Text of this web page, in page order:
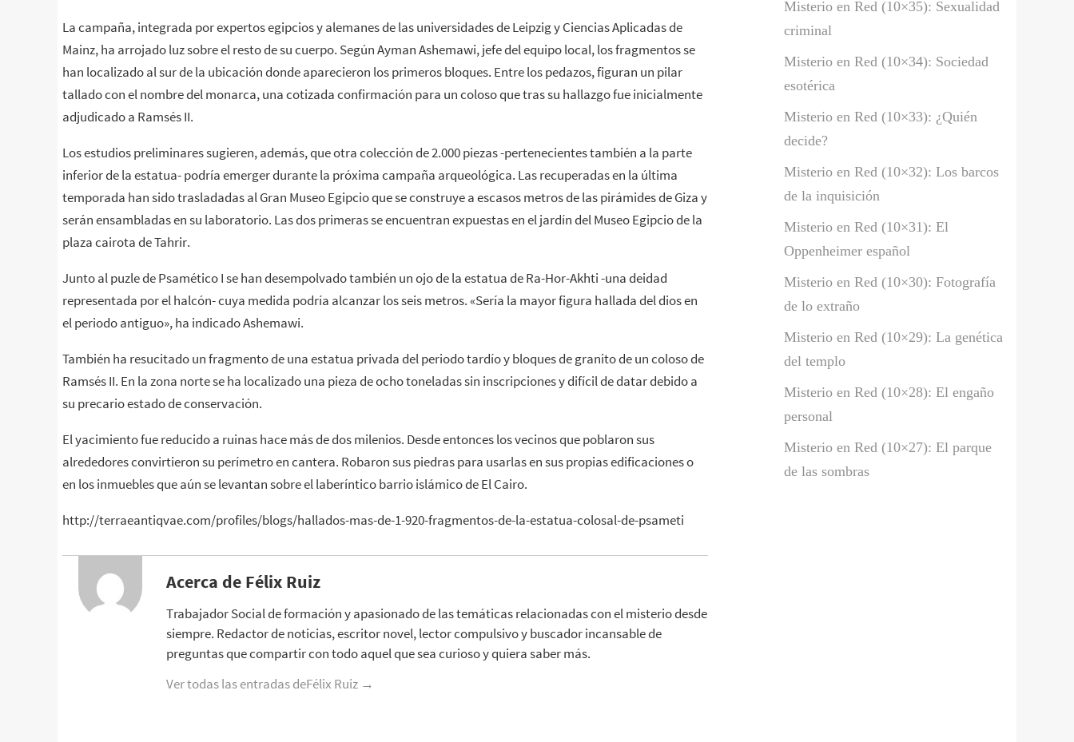
La campaña, integrada por expertos egipcios y alemanes de las universidades de Leipzig y Ciencias Aplicadas de
Mainz, ha arrojado luz sobre el resto de su cuerpo. Según Ayman Ashemawi, jefe del equipo local, los fragmentos se
han localizado al sur de la ubicación donde aparecieron los primeros bloques. Entre los pedazos, figuran un pilar
tallado con el nombre del monarca, una cotizada confirmación para un coloso que tras su hallazgo fue inicialmente
adjudicado a Ramsés II.
Los estudios preliminares sugieren, además, que otra colección de 2.000 piezas -pertenecientes también a la parte
inferior de la estatua- podría emerger durante la próxima campaña arqueológica. Las recuperadas en la última
temporada han sido trasladadas al Gran Museo Egipcio que se construye a escasos metros de las pirámides de Giza y
serán ensambladas en su laboratorio. Las dos primeras se encuentran expuestas en el jardín del Museo Egipcio de la
plaza cairota de Tahrir.
Junto al puzle de Psamético I se han desempolvado también un ojo de la estatua de Ra-Hor-Akhti -una deidad
representada por el halcón- cuya medida podría alcanzar los seis metros. «Sería la mayor figura hallada del dios en
el periodo antiguo», ha indicado Ashemawi.
También ha resucitado un fragmento de una estatua privada del periodo tardío y bloques de granito de un coloso de
Ramsés II. En la zona norte se ha localizado una pieza de ocho toneladas sin inscripciones y difícil de datar debido a
su precario estado de conservación.
El yacimiento fue reducido a ruinas hace más de dos milenios. Desde entonces los vecinos que poblaron sus
alrededores convirtieron su perímetro en cantera. Robaron sus piedras para usarlas en sus propias edificaciones o
en los inmuebles que aún se levantan sobre el laberíntico barrio islámico de El Cairo.
http://terraeantiqvae.com/profiles/blogs/hallados-mas-de-1-920-fragmentos-de-la-estatua-colosal-de-psameti
Acerca de Félix Ruiz
Trabajador Social de formación y apasionado de las temáticas relacionadas con el misterio desde
siempre. Redactor de noticias, escritor novel, lector compulsivo y buscador incansable de
preguntas que compartir con todo aquel que sea curioso y quiera saber más.
Ver todas las entradas deFélix Ruiz →
Misterio en Red (10×35): Sexualidad
criminal
Misterio en Red (10×34): Sociedad
esotérica
Misterio en Red (10×33): ¿Quién
decide?
Misterio en Red (10×32): Los barcos
de la inquisición
Misterio en Red (10×31): El
Oppenheimer español
Misterio en Red (10×30): Fotografía
de lo extraño
Misterio en Red (10×29): La genética
del templo
Misterio en Red (10×28): El engaño
personal
Misterio en Red (10×27): El parque
de las sombras